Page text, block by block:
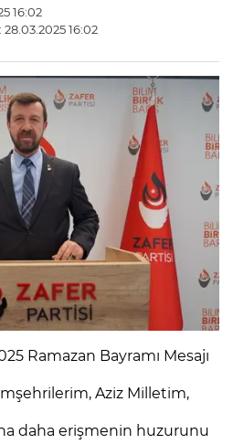
16:02
16:02
Ramazan Bayramı Mesajı
Aziz Milletim,
daha erişmenin huzurunu